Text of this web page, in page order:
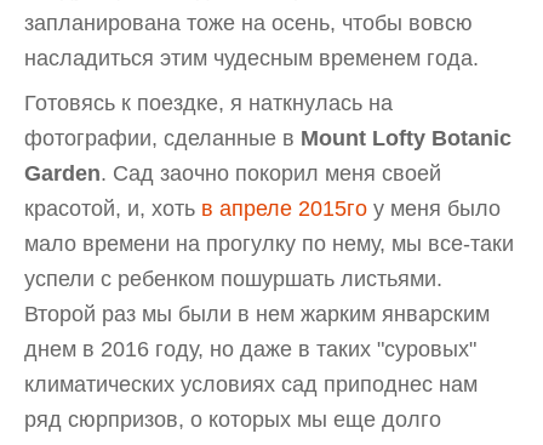
запланирована тоже на осень, чтобы вовсю
насладиться этим чудесным временем года.
Готовясь к поездке, я наткнулась на
фотографии, сделанные в Mount Lofty Botanic
Garden. Сад заочно покорил меня своей
красотой, и, хоть в апреле 2015го у меня было
мало времени на прогулку по нему, мы все-таки
успели с ребенком пошуршать листьями.
Второй раз мы были в нем жарким январским
днем в 2016 году, но даже в таких "суровых"
климатических условиях сад приподнес нам
ряд сюрпризов, о которых мы еще долго